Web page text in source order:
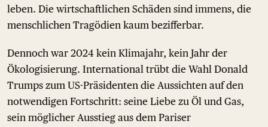
leben. Die wirtschaftlichen Schäden sind immens, die
menschlichen Tragödien kaum bezifferbar.
Dennoch war 2024 kein Klimajahr, kein Jahr der
Ökologisierung. International trübt die Wahl Donald
Trumps zum US-Präsidenten die Aussichten auf den
notwendigen Fortschritt: seine Liebe zu Öl und Gas,
sein möglicher Ausstieg aus dem Pariser